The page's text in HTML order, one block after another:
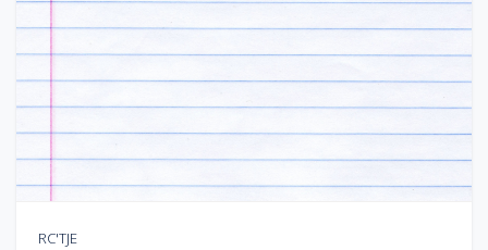
RC'TJE